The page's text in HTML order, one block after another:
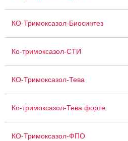
КО-Тримоксазол-Биосинтез
Ко-тримоксазол-СТИ
КО-Тримоксазол-Тева
Ко-тримоксазол-Тева форте
КО-Тримоксазол-ФПО